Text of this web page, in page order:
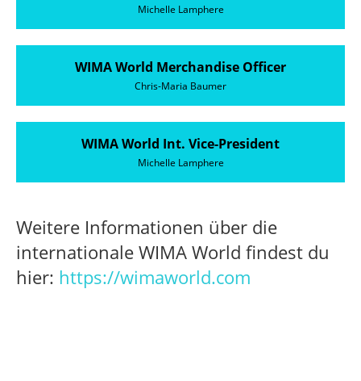
Michelle Lamphere
WIMA World Merchandise Officer
Chris-Maria Baumer
WIMA World Int. Vice-President
Michelle Lamphere
Weitere Informationen über die
internationale WIMA World findest du
hier: https://wimaworld.com